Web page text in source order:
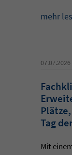
mehr
07.07.2026
Tag
Mit